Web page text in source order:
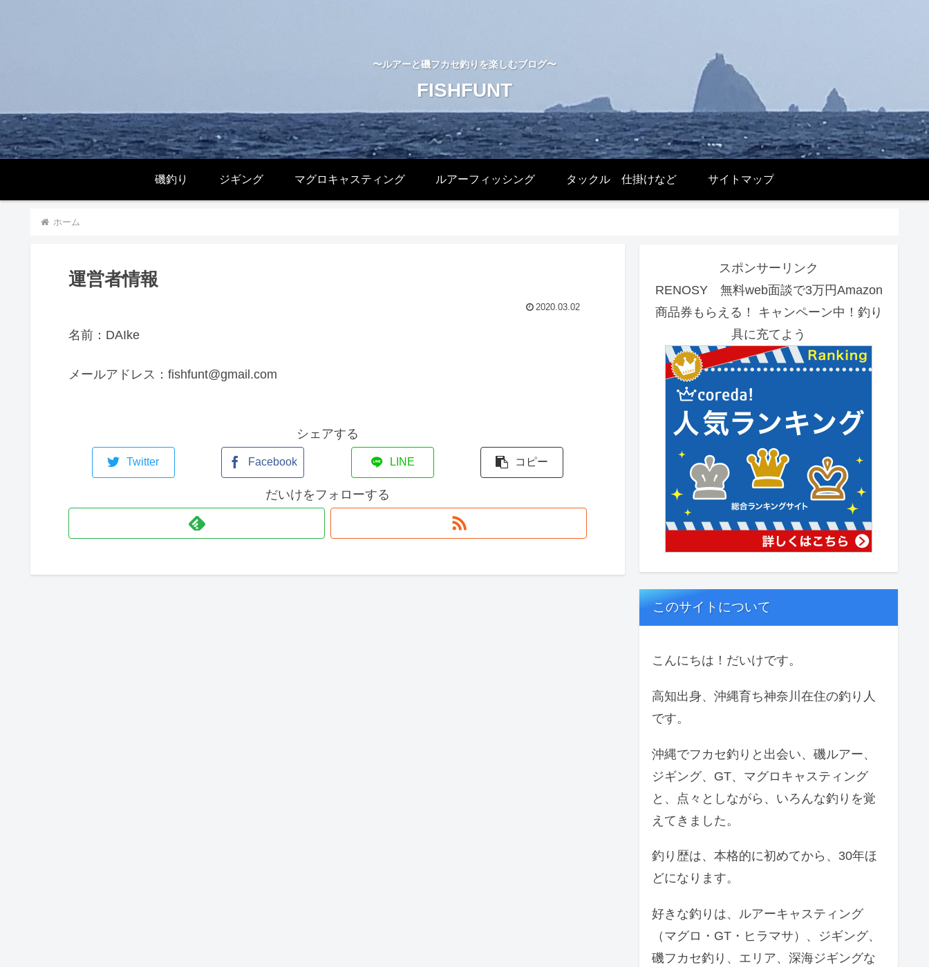
〜ルアーと磯フカセ釣りを楽しむブログ〜
FISHFUNT
磯釣り ジギング マグロキャスティング ルアーフィッシング タックル 仕掛けなど サイトマップ
ホーム
運営者情報
2020.03.02
名前：DAIke
メールアドレス：fishfunt@gmail.com
シェアする
Twitter Facebook LINE コピー
だいけをフォローする
スポンサーリンク
RENOSY 無料web面談で3万円Amazon
商品券もらえる！ キャンペーン中！釣り
具に充てよう
このサイトについて
こんにちは！だいけです。
高知出身、沖縄育ち神奈川在住の釣り人
です。
沖縄でフカセ釣りと出会い、磯ルアー、
ジギング、GT、マグロキャスティング
と、点々としながら、いろんな釣りを覚
えてきました。
釣り歴は、本格的に初めてから、30年ほ
どになります。
好きな釣りは、ルアーキャスティング
（マグロ・GT・ヒラマサ）、ジギング、
磯フカセ釣り、エリア、深海ジギングな